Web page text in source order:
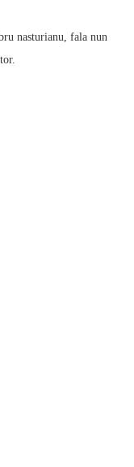
nasturianu, fala nun